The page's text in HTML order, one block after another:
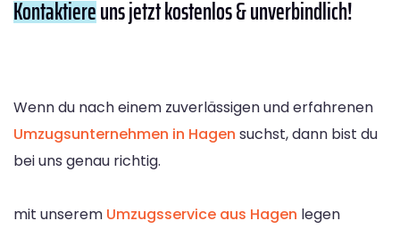
Kontaktiereuns jetzt kostenlos & unverbindlich!
Wenn du nach einem zuverlässigen und erfahrenen
Umzugsunternehmen in Hagen suchst, dann bist du
bei uns genau richtig.
mit unserem Umzugsservice aus Hagen legen